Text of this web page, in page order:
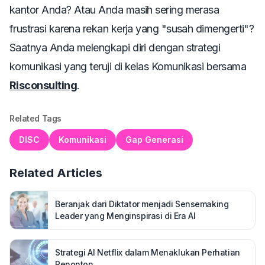
kantor Anda? Atau Anda masih sering merasa
frustrasi karena rekan kerja yang "susah dimengerti"?
Saatnya Anda melengkapi diri dengan strategi
komunikasi yang teruji di kelas Komunikasi bersama
Risconsulting.
Related Tags
DISC Komunikasi Gap Generasi
Related Articles
Beranjak dari Diktator menjadi Sensemaking
Leader yang Menginspirasi di Era AI
Strategi AI Netflix dalam Menaklukan Perhatian